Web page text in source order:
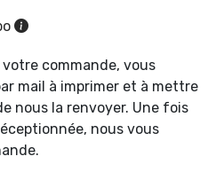
commande, vous
mail à imprimer et à mettre
nous la renvoyer. Une fois
nous vous